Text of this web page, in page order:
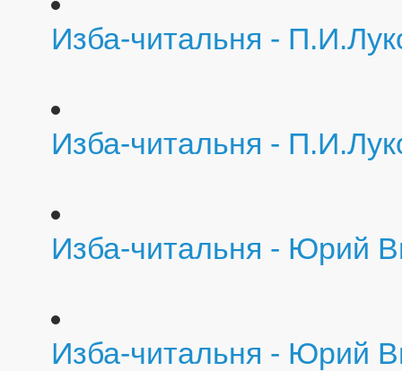
Изба-читальня -
Изба-читальня -
Изба-читальня - Юрий
Изба-читальня - Юрий